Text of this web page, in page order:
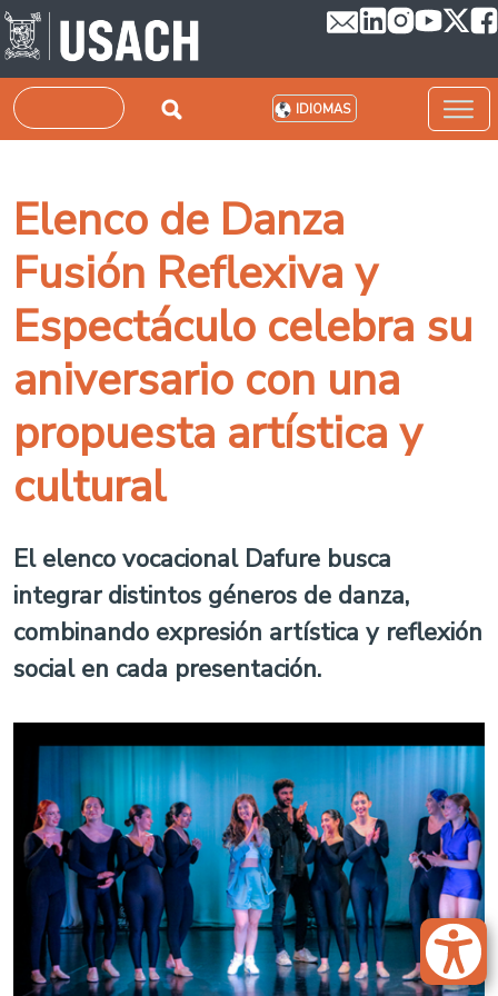
Pasar al contenido principal
Buscar IDIOMAS
Elenco de Danza
Fusión Reflexiva y
Espectáculo celebra su
aniversario con una
propuesta artística y
cultural
El elenco vocacional Dafure busca
integrar distintos géneros de danza,
combinando expresión artística y reflexión
social en cada presentación.